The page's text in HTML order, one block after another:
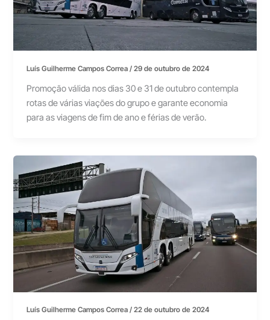
Luís Guilherme Campos Correa/29 de outubro de 2024
Promoção válida nos dias 30 e 31 de outubro contempla
rotas de várias viações do grupo e garante economia
para as viagens de fim de ano e férias de verão.
Luís Guilherme Campos Correa/22 de outubro de 2024